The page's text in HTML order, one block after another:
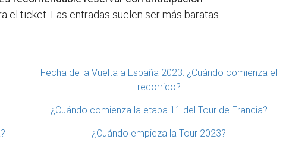
el ticket. Las entradas suelen ser más baratas
Fecha de la Vuelta a España 2023: ¿Cuándo comienza el
recorrido?
¿Cuándo comienza la etapa 11 del Tour de Francia?
¿Cuándo empieza la Tour 2023?